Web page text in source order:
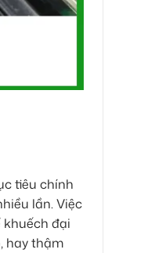
tiêu chính
lần. Việc
khuếch đại
hay thậm